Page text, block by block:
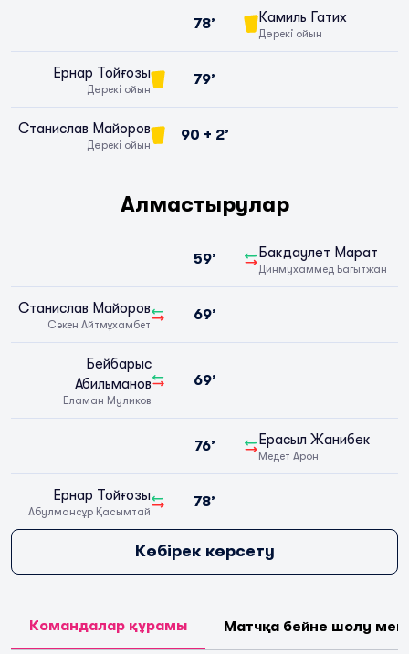
78’ Камиль Гатих
Дөрекі ойын
Ернар Тойғозы
Дөрекі ойын
79’
Станислав Майоров
Дөрекі ойын
90 + 2’
Алмастырулар
59’ Бакдаулет Марат
Динмухаммед Багытжан
Станислав Майоров
Сәкен Айтмұхамбет
69’
Бейбарыс
Абильманов
Еламан Муликов
69’
76’ Ерасыл Жанибек
Медет Арон
Ернар Тойғозы
Абулмансұр Қасымтай
78’
Көбірек көрсету
Командалар құрамы Матчқа бейне шолу